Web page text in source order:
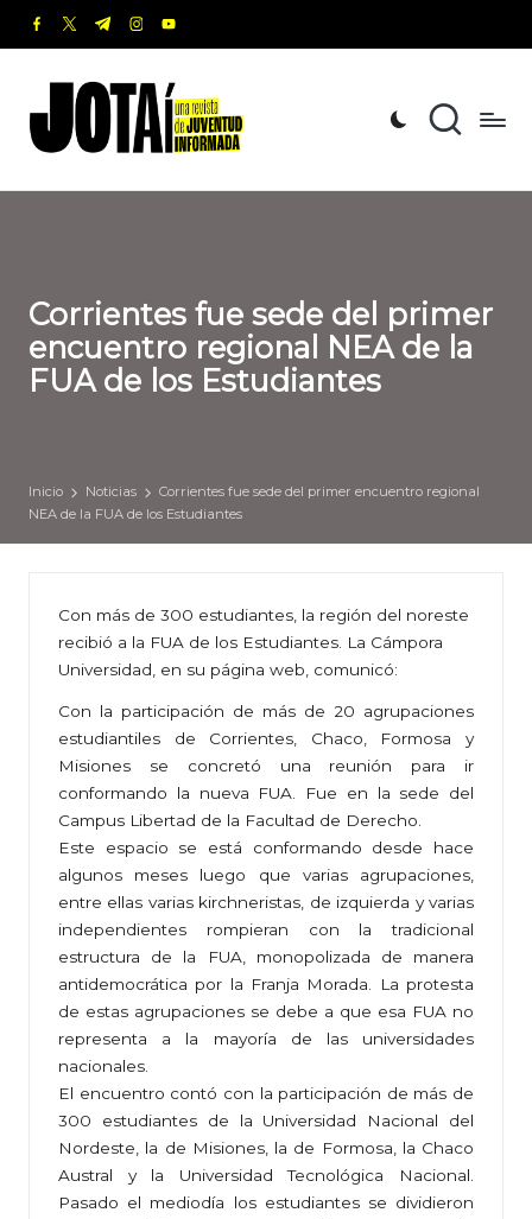
Saltar
contenido
facebook.com
twitter.com
t.me instagram.com
youtube.com
o
t
revista
de
Informada
Corrientes fue sede del primer
encuentro regional NEA de la
FUA de los Estudiantes
Inicio Noticias
Corrientes fue sede del primer encuentro regional
NEA de la FUA de los Estudiantes
Con más de 300 estudiantes, la región del noreste
recibió a la FUA de los Estudiantes. La Cámpora
Universidad, en su página web, comunicó:
Con la participación de más de 20 agrupaciones
estudiantiles de Corrientes, Chaco, Formosa y
Misiones se concretó una reunión para ir
conformando la nueva FUA. Fue en la sede del
Campus Libertad de la Facultad de Derecho.
Este espacio se está conformando desde hace
algunos meses luego que varias agrupaciones,
entre ellas varias kirchneristas, de izquierda y varias
independientes rompieran con la tradicional
estructura de la FUA, monopolizada de manera
antidemocrática por la Franja Morada. La protesta
de estas agrupaciones se debe a que esa FUA no
representa a la mayoría de las universidades
nacionales.
El encuentro contó con la participación de más de
300 estudiantes de la Universidad Nacional del
Nordeste, la de Misiones, la de Formosa, la Chaco
Austral y la Universidad Tecnológica Nacional.
Pasado el mediodía los estudiantes se dividieron